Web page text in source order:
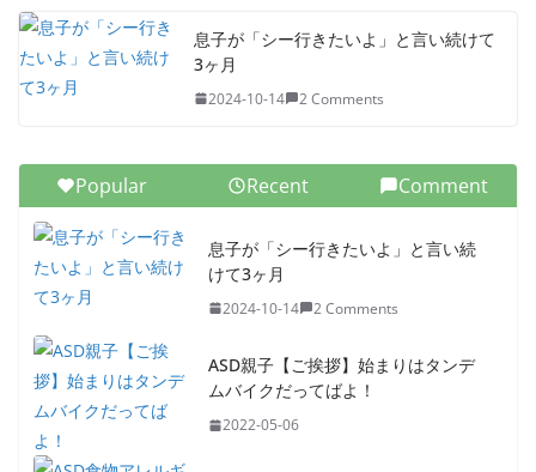
息子が「シー行きたいよ」と言い続けて
3ヶ月
2024-10-14 2 Comments
Popular Recent Comment
息子が「シー行きたいよ」と言い続
けて3ヶ月
2024-10-14 2 Comments
ASD親子【ご挨拶】始まりはタンデ
ムバイクだってばよ！
2022-05-06